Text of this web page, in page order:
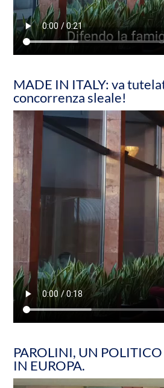
MADE IN ITALY: va
concorrenza sleale!
PAROLINI, UN
IN EUROPA.